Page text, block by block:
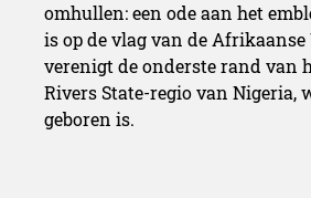
omhullen: een ode aan het
is op de vlag van de Afrikaanse
verenigt de onderste rand van
Rivers State-regio van Nigeria,
geboren is.